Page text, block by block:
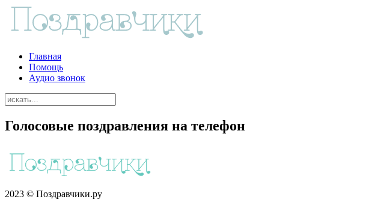
Главная
Помощь
Аудио звонок
Голосовые поздравления на телефон
2023 © Поздравчики.ру